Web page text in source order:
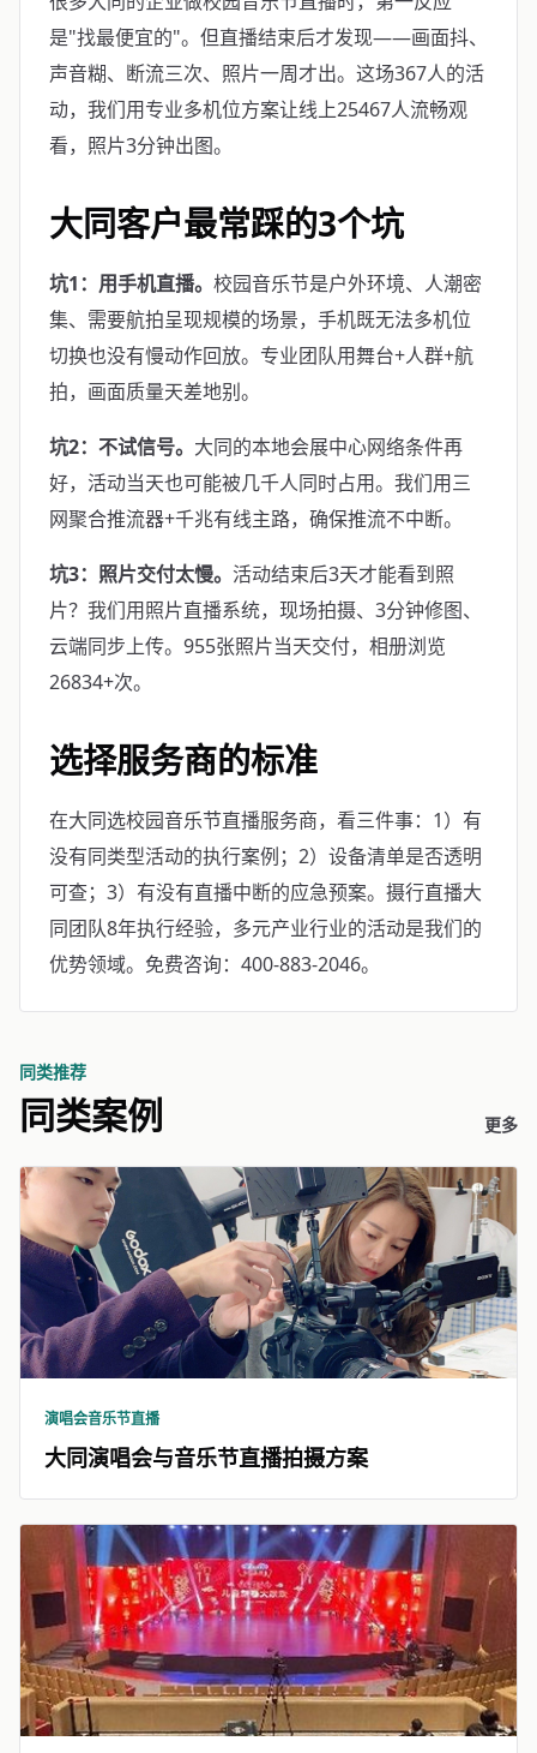
是"找最便宜的"。但直播结束后才发现——画面抖、
声音糊、断流三次、照片一周才出。这场367人的活
动，我们用专业多机位方案让线上25467人流畅观
看，照片3分钟出图。
大同客户最常踩的3个坑
坑1：用手机直播。 校园音乐节是户外环境、人潮密
集、需要航拍呈现规模的场景，手机既无法多机位
切换也没有慢动作回放。专业团队用舞台+人群+航
拍，画面质量天差地别。
坑2：不试信号。 大同的本地会展中心网络条件再
好，活动当天也可能被几千人同时占用。我们用三
网聚合推流器+千兆有线主路，确保推流不中断。
坑3：照片交付太慢。 活动结束后3天才能看到照
片？我们用照片直播系统，现场拍摄、3分钟修图、
云端同步上传。955张照片当天交付，相册浏览
26834+次。
选择服务商的标准
在大同选校园音乐节直播服务商，看三件事：1）有
没有同类型活动的执行案例；2）设备清单是否透明
可查；3）有没有直播中断的应急预案。摄行直播大
同团队8年执行经验，多元产业行业的活动是我们的
优势领域。免费咨询：400-883-2046。
同类推荐
同类案例 更多
演唱会音乐节直播
大同演唱会与音乐节直播拍摄方案